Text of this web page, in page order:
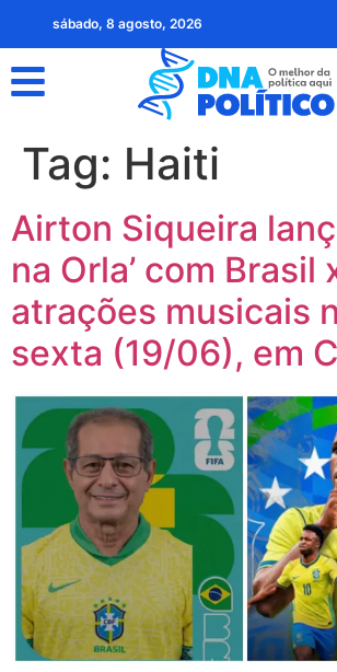
sábado, 8 agosto, 2026
Tag: Haiti
Airton Siqueira
na Orla’ com Brasil
atrações musicais
sexta (19/06), em